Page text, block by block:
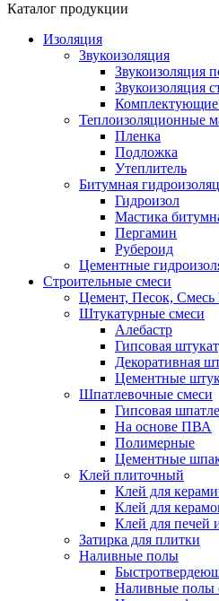
Каталог продукции
Изоляция
Звукоизоляция
Звукоизоляция
Звукоизоляция
Комплектующие
Теплоизоляционные
Пленка
Подложка
Утеплитель
Битумная
Гидроизол
Мастика
Пергамин
Рубероид
Цементные
Строительные смеси
Цемент, Песок,
Штукатурные смеси
Алебастр
Гипсовая
Декоративная
Цементные
Шпатлевочные смеси
Гипсовая
На основе ПВА
Полимерные
Цементные
Клей плиточный
Клей для
Клей для
Клей для печей
Затирка для плитки
Наливные полы
Наливные полы